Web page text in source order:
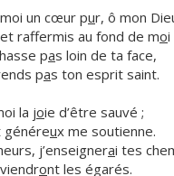
un cœur pur, ô mon
raffermis au fond de moi
pas loin de ta face,
pas ton esprit saint.
la joie d’être sauvé ;
généreux me soutienne.
j’enseignerai tes
ont les égarés.